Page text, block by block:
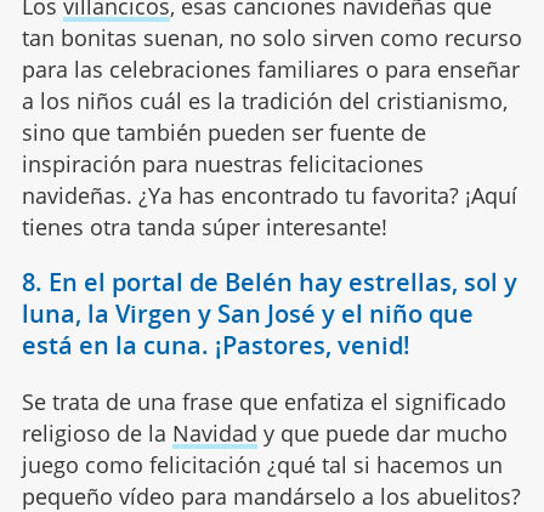
tan bonitas suenan, no solo sirven como recurso
para las celebraciones familiares o para enseñar
a los niños cuál es la tradición del cristianismo,
sino que también pueden ser fuente de
inspiración para nuestras felicitaciones
navideñas. ¿Ya has encontrado tu favorita? ¡Aquí
tienes otra tanda súper interesante!
8. En el portal de Belén hay estrellas, sol y
luna, la Virgen y San José y el niño que
está en la cuna. ¡Pastores, venid!
Se trata de una frase que enfatiza el significado
religioso de la Navidad y que puede dar mucho
juego como felicitación ¿qué tal si hacemos un
pequeño vídeo para mandárselo a los abuelitos?